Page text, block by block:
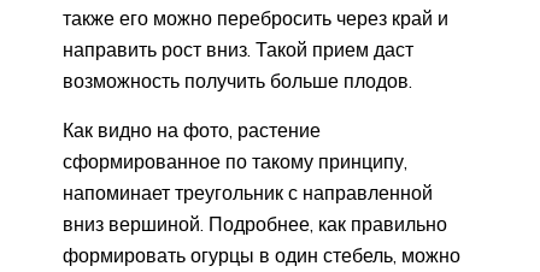
также его можно перебросить через край и
направить рост вниз. Такой прием даст
возможность получить больше плодов.
Как видно на фото, растение
сформированное по такому принципу,
напоминает треугольник с направленной
вниз вершиной. Подробнее, как правильно
формировать огурцы в один стебель, можно